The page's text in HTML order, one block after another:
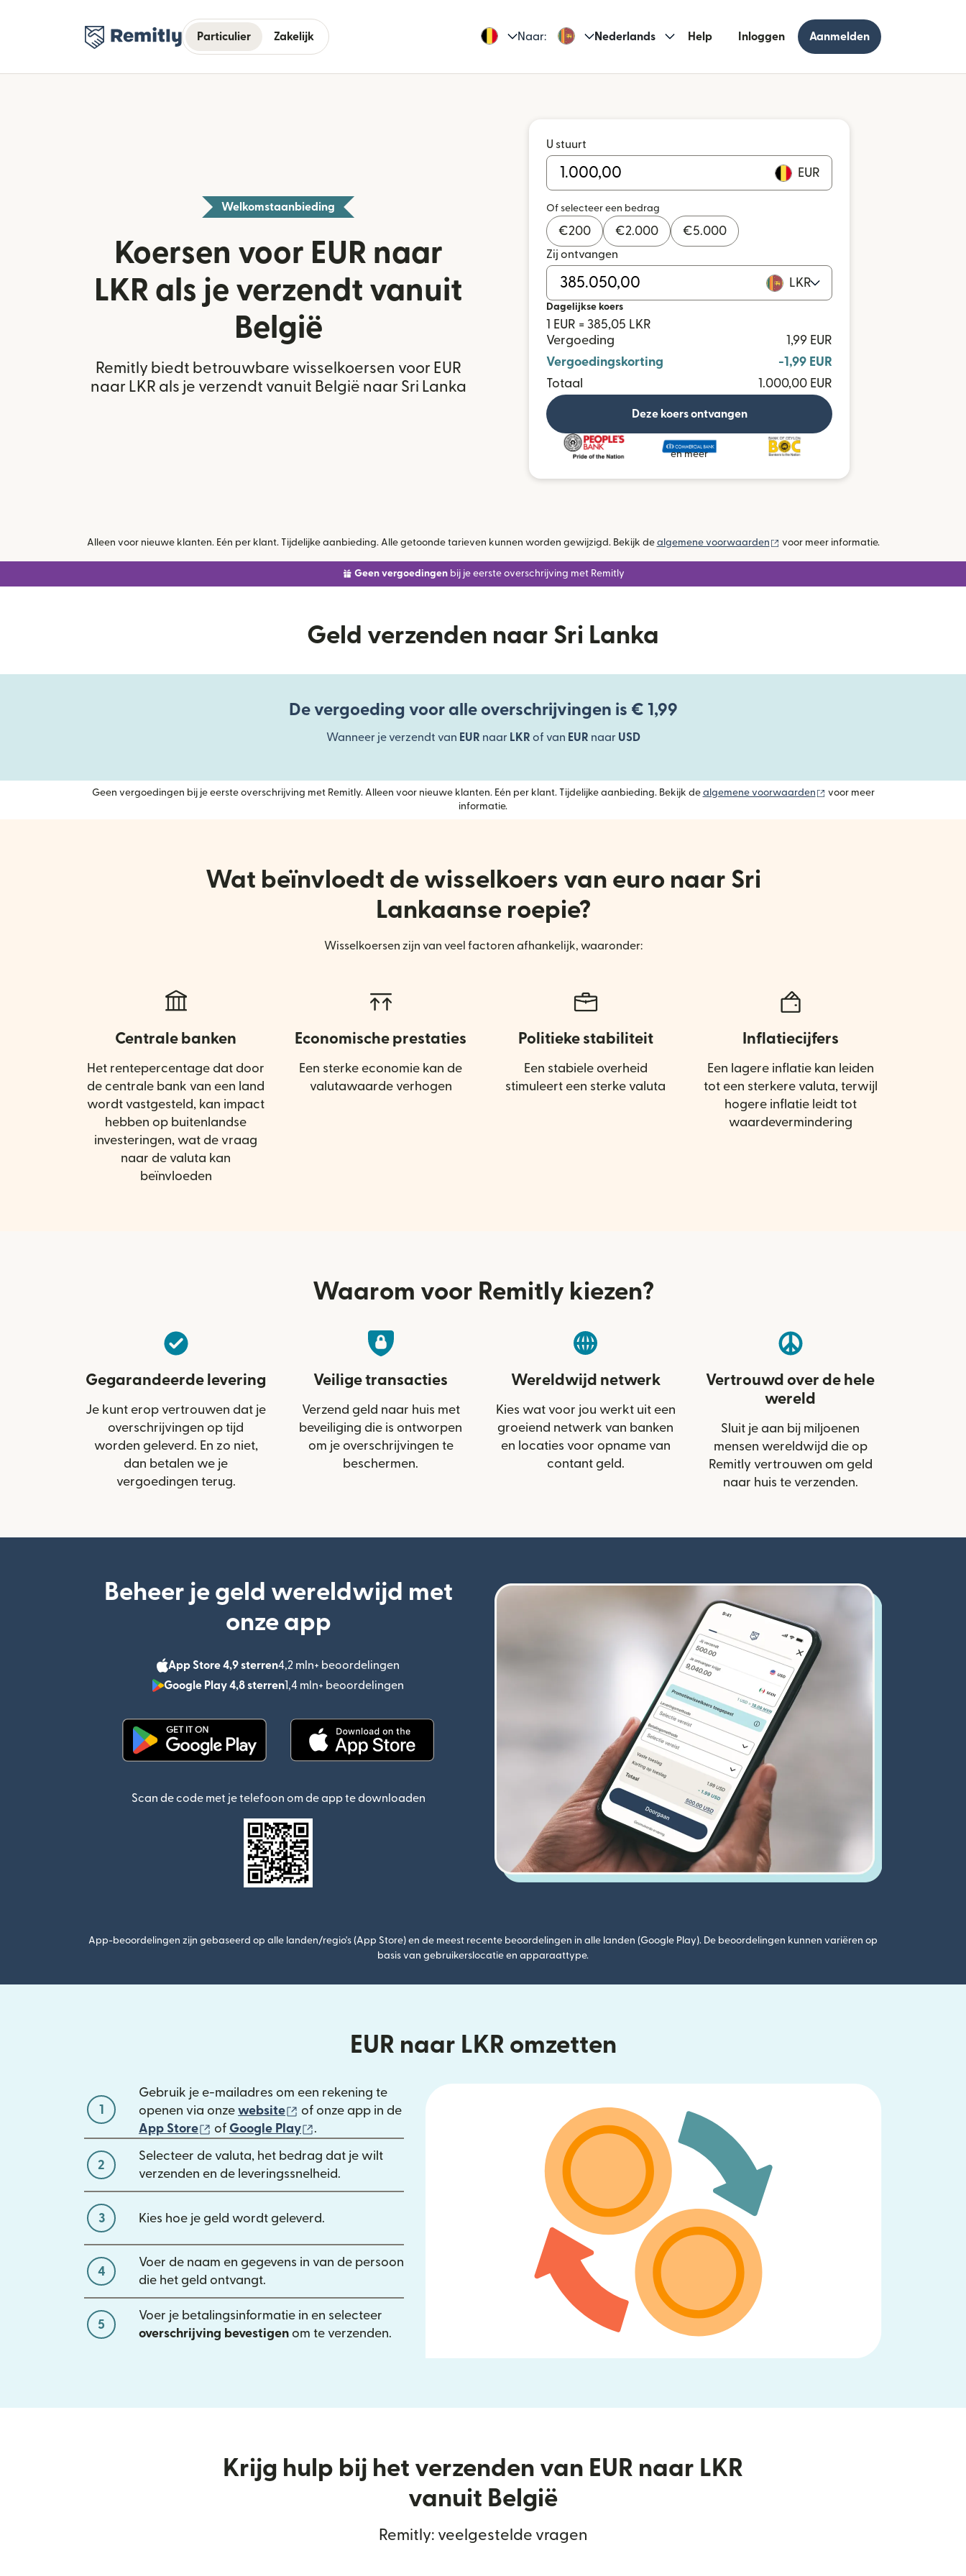
Particulier Zakelijk Naar: Nederlands Help Inloggen Aanmelden
Welkomstaanbieding
Koersen voor EUR naar
LKR als je verzendt vanuit
België
Remitly biedt betrouwbare wisselkoersen voor EUR
naar LKR als je verzendt vanuit België naar Sri Lanka
U stuurt
EUR
Of selecteer een bedrag
€200 €2.000 €5.000
Zij ontvangen
LKR
Dagelijkse koers
1 EUR = 385,05 LKR
Vergoeding
1,99 EUR
Vergoedingskorting
-1,99 EUR
Totaal
1.000,00 EUR
Deze koers ontvangen
en meer
Alleen voor nieuwe klanten. Eén per klant. Tijdelijke aanbieding. Alle getoonde tarieven kunnen worden gewijzigd. Bekijk de algemene voorwaarden (wordt geopend in een nieuw venster)
voor meer informatie.
Geen vergoedingenbij je eerste overschrijving met Remitly
Geld verzenden naar Sri Lanka
De vergoeding voor alle overschrijvingen is € 1,99
Wanneer je verzendt van EUR naar LKR of van EUR naar USD
Geen vergoedingen bij je eerste overschrijving met Remitly. Alleen voor nieuwe klanten. Eén per klant. Tijdelijke aanbieding. Bekijk de algemene voorwaarden (wordt geopend in een nieuw
voor meer
informatie.
Wat beïnvloedt de wisselkoers van euro naar Sri
Lankaanse roepie?
Wisselkoersen zijn van veel factoren afhankelijk, waaronder:
Centrale banken
Het rentepercentage dat door
de centrale bank van een land
wordt vastgesteld, kan impact
hebben op buitenlandse
investeringen, wat de vraag
naar de valuta kan
beïnvloeden
Economische prestaties
Een sterke economie kan de
valutawaarde verhogen
Politieke stabiliteit
Een stabiele overheid
stimuleert een sterke valuta
Inflatiecijfers
Een lagere inflatie kan leiden
tot een sterkere valuta, terwijl
hogere inflatie leidt tot
waardevermindering
Waarom voor Remitly kiezen?
Gegarandeerde levering
Je kunt erop vertrouwen dat je
overschrijvingen op tijd
worden geleverd. En zo niet,
dan betalen we je
vergoedingen terug.
Veilige transacties
Verzend geld naar huis met
beveiliging die is ontworpen
om je overschrijvingen te
beschermen.
Wereldwijd netwerk
Kies wat voor jou werkt uit een
groeiend netwerk van banken
en locaties voor opname van
contant geld.
Vertrouwd over de hele
wereld
Sluit je aan bij miljoenen
mensen wereldwijd die op
Remitly vertrouwen om geld
naar huis te verzenden.
Beheer je geld wereldwijd met
onze app
App Store 4,9 sterren4,2 mln+ beoordelingen
Google Play 4,8 sterren1,4 mln+ beoordelingen
Scan de code met je telefoon om de app te downloaden
App-beoordelingen zijn gebaseerd op alle landen/regio's (App Store) en de meest recente beoordelingen in alle landen (Google Play). De beoordelingen kunnen variëren op
basis van gebruikerslocatie en apparaattype.
EUR naar LKR omzetten
1
Gebruik je e-mailadres om een rekening te
openen via onze website (wordt geopend in een nieuw venster)
of onze app in de
App Store
(wordt geopend in een nieuw venster)
of Google Play (wordt geopend in een nieuw venster)
.
2
Selecteer de valuta, het bedrag dat je wilt
verzenden en de leveringssnelheid.
3 Kies hoe je geld wordt geleverd.
4
Voer de naam en gegevens in van de persoon
die het geld ontvangt.
5
Voer je betalingsinformatie in en selecteer
overschrijving bevestigen om te verzenden.
Krijg hulp bij het verzenden van EUR naar LKR
vanuit België
Remitly: veelgestelde vragen